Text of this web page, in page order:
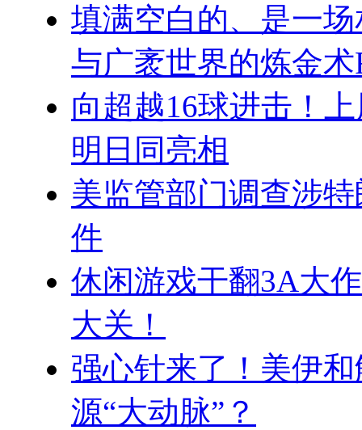
填满空白的、是一
与广袤世界的炼金术
向超越16球进击！
明日同亮相
美监管部门调查涉
件
休闲游戏干翻3A大
大关！
强心针来了！美伊
源“大动脉”？